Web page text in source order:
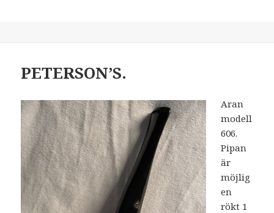
PETERSON’S.
Aran
modell
606.
Pipan
är
möjlig
en
rökt 1